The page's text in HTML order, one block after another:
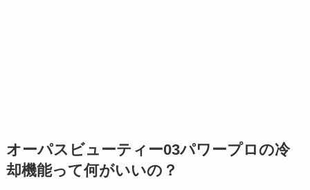
オーパスビューティー03パワープロの冷
却機能って何がいいの？